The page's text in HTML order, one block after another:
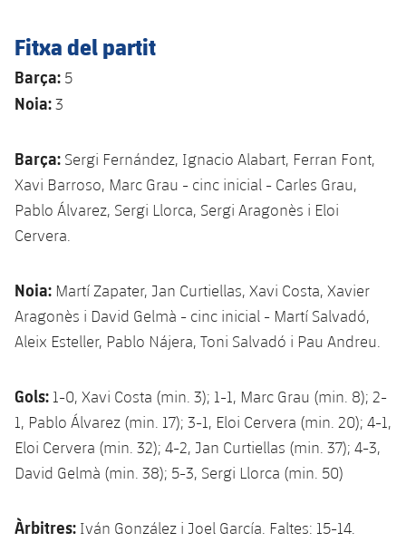
Fitxa del partit
Barça: 5
Noia:3
Barça: Sergi Fernández, Ignacio Alabart, Ferran Font,
Xavi Barroso, Marc Grau - cinc inicial - Carles Grau,
Pablo Álvarez, Sergi Llorca, Sergi Aragonès i Eloi
Cervera.
Noia: Martí Zapater, Jan Curtiellas, Xavi Costa, Xavier
Aragonès i David Gelmà - cinc inicial - Martí Salvadó,
Aleix Esteller, Pablo Nájera, Toni Salvadó i Pau Andreu.
Gols: 1-0, Xavi Costa (min. 3); 1-1, Marc Grau (min. 8); 2-
1, Pablo Álvarez (min. 17); 3-1, Eloi Cervera (min. 20); 4-1,
Eloi Cervera (min. 32); 4-2, Jan Curtiellas (min. 37); 4-3,
David Gelmà (min. 38); 5-3, Sergi Llorca (min. 50)
Àrbitres: Iván González i Joel García. Faltes: 15-14.